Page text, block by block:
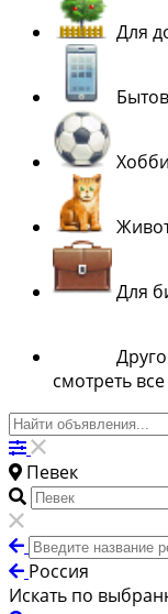
Для
Для
смотреть
Певек
Россия
Искать по